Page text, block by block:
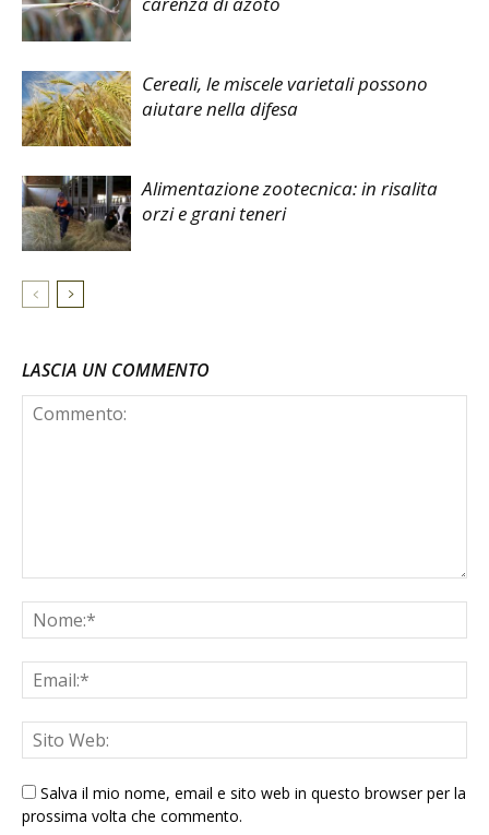
Cereali, le miscele varietali possono
aiutare nella difesa
Alimentazione zootecnica: in risalita
orzi e grani teneri
LASCIA UN COMMENTO
Salva il mio nome, email e sito web in questo browser per la
prossima volta che commento.